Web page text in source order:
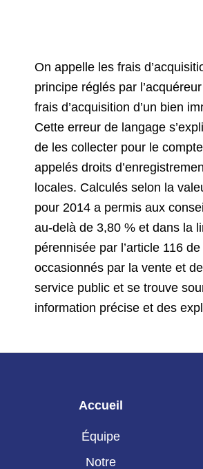
On appelle les frais
principe réglés par
frais d’acquisition d’un bien
Cette erreur de langage
de les collecter pour le
appelés droits
locales. Calculés selon la
pour 2014 a permis aux
au-delà de 3,80 % et dans la
pérennisée par l’article 116
occasionnés par la vente et
service public et se trouve
information précise et des
Accueil
Équipe
Notre